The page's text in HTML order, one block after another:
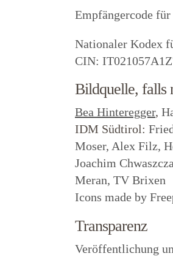
Empfängercode
Nationaler Kodex
CIN:
Bildquelle, falls
Bea Hinteregger,
IDM Südtirol:
Moser, Alex Filz,
Joachim
Meran, TV Brixen
Icons made by
Transparenz
Veröffentlichung